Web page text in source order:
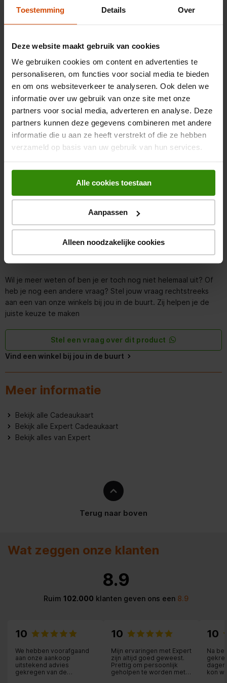
Toestemming Details Over
Deze website maakt gebruik van cookies
We gebruiken cookies om content en advertenties te
personaliseren, om functies voor social media te bieden
en om ons websiteverkeer te analyseren. Ook delen we
informatie over uw gebruik van onze site met onze
partners voor social media, adverteren en analyse. Deze
partners kunnen deze gegevens combineren met andere
informatie die u aan ze heeft verstrekt of die ze hebben
verzameld op basis van uw gebruik van hun services.
Alle cookies toestaan
Aanpassen
Alleen noodzakelijke cookies
OVERZICHT VAN SCORES
Selecteer hieronder een rij om beoordelingen te filteren.
0 sterren sterren
0 sterren
0
0 sterrensterren
0
0
0 sterrensterren
0
0
0 sterrensterren
0
0
0.0 0 beoordelingen
Persoonlijk advies nodig?
Wil je meer weten of ben je er toch nog niet helemaal uit? Of
heb je nog een andere vraag? Stel jouw vraag rechtstreeks
aan een van onze winkels bij jou in de buurt. Zij helpen je de
juiste keuze te maken
Stel een vraag over dit product
Vind een winkel bij jou in de buurt
Meer informatie
Bekijk alle Cadeaukaart
Bekijk alle Expert Cadeaukaart
Bekijk alles van Expert
Terug naar boven
Wat zeggen onze klanten
8.9
Ruim 102.000 klanten geven ons een8.9
10
We hebben voorafgaand
aan onze aankoop
uitstekend advies
gekregen van de
10
Mijn ervaringen met Expert
zijn altijd goed geweest.
Prettig om persoonlijk
geholpen te worden met
10
Na
kon